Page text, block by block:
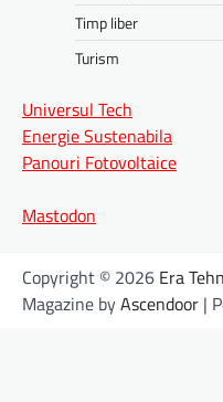
Timp liber
Turism
Universul Tech
Energie Sustenabila
Panouri Fotovoltaice
Mastodon
Copyright © 2026 Era
Magazine byAscendoor |